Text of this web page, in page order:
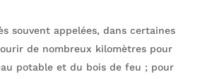
souvent appelées, dans certaines
de nombreux kilomètres pour
potable et du bois de feu ; pour